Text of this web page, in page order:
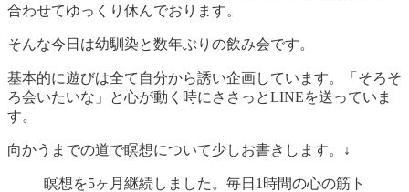
合わせてゆっくり休んでおります。
そんな今日は幼馴染と数年ぶりの飲み会です。
基本的に遊びは全て自分から誘い企画しています。「そろそ
ろ会いたいな」と心が動く時にささっとLINEを送っていま
す。
向かうまでの道で瞑想について少しお書きします。↓
瞑想を5ヶ月継続しました。毎日1時間の心の筋ト